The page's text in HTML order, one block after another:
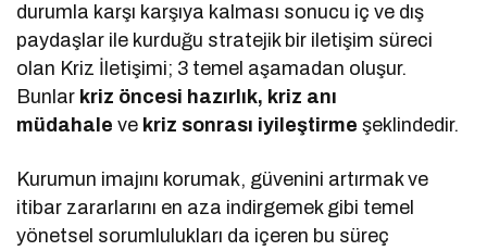
durumla karşı karşıya kalması sonucu iç ve dış
paydaşlar ile kurduğu stratejik bir iletişim süreci
olan Kriz İletişimi; 3 temel aşamadan oluşur.
Bunlar kriz öncesi hazırlık, kriz anı
müdahale ve kriz sonrası iyileştirme şeklindedir.
Kurumun imajını korumak, güvenini artırmak ve
itibar zararlarını en aza indirgemek gibi temel
yönetsel sorumlulukları da içeren bu süreç